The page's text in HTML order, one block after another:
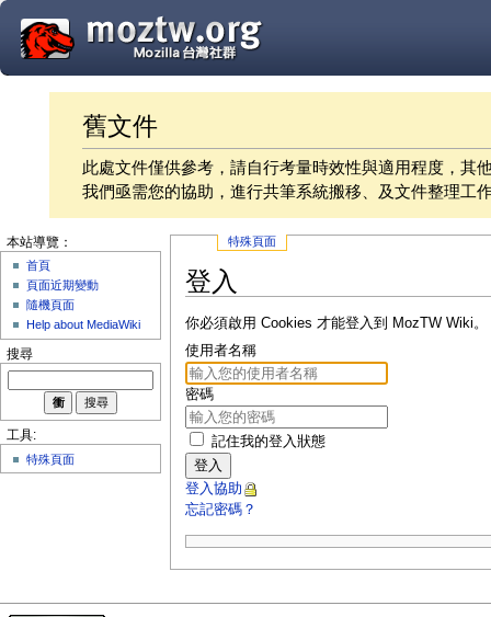
舊文件
此處文件僅供參考，請自行考量時效性與適用程度，其
我們亟需您的協助，進行共筆系統搬移、及文件整理工
特殊頁面
登入
你必須啟用 Cookies 才能登入到 MozTW Wiki。
使用者名稱
密碼
記住我的登入狀態
登入
登入協助
忘記密碼？
本站導覽：
首頁
頁面近期變動
隨機頁面
Help about MediaWiki
搜尋
工具:
特殊頁面